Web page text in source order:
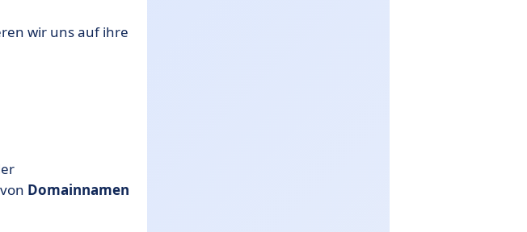
wir uns auf ihre
Domainnamen